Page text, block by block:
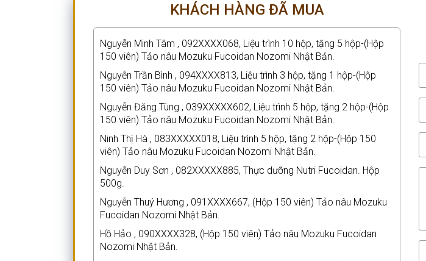
KHÁCH HÀNG ĐÃ MUA
Nguyễn Minh Tâm , 092XXXX068, Liệu trình 10 hộp, tặng 5 hộp-(Hộp
150 viên) Tảo nâu Mozuku Fucoidan Nozomi Nhật Bản.
Nguyễn Trần Bình , 094XXXX813, Liệu trình 3 hộp, tặng 1 hộp-(Hộp
150 viên) Tảo nâu Mozuku Fucoidan Nozomi Nhật Bản.
Nguyễn Đăng Tùng , 039XXXXX602, Liệu trình 5 hộp, tặng 2 hộp-(Hộp
150 viên) Tảo nâu Mozuku Fucoidan Nozomi Nhật Bản.
Ninh Thị Hà , 083XXXXX018, Liệu trình 5 hộp, tặng 2 hộp-(Hộp 150
viên) Tảo nâu Mozuku Fucoidan Nozomi Nhật Bản.
Nguyễn Duy Sơn , 082XXXXX885, Thực dưỡng Nutri Fucoidan. Hộp
500g.
Nguyễn Thuý Hương , 091XXXX667, (Hộp 150 viên) Tảo nâu Mozuku
Fucoidan Nozomi Nhật Bản.
Hồ Hảo , 090XXXX328, (Hộp 150 viên) Tảo nâu Mozuku Fucoidan
Nozomi Nhật Bản.